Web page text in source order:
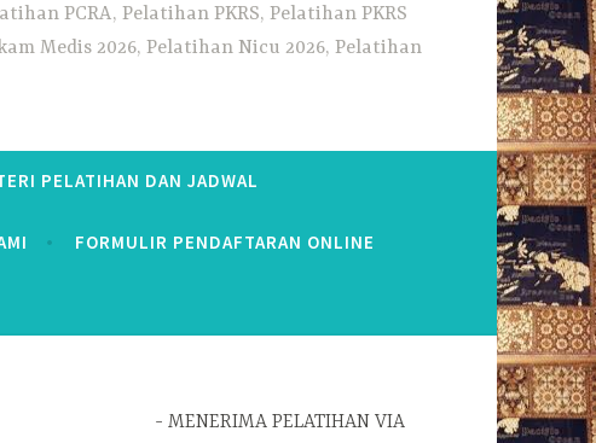
PCRA, Pelatihan PKRS, Pelatihan PKRS
Medis 2026, Pelatihan Nicu 2026, Pelatihan
PELATIHAN DAN JADWAL
FORMULIR PENDAFTARAN ONLINE
MENERIMA PELATIHAN VIA